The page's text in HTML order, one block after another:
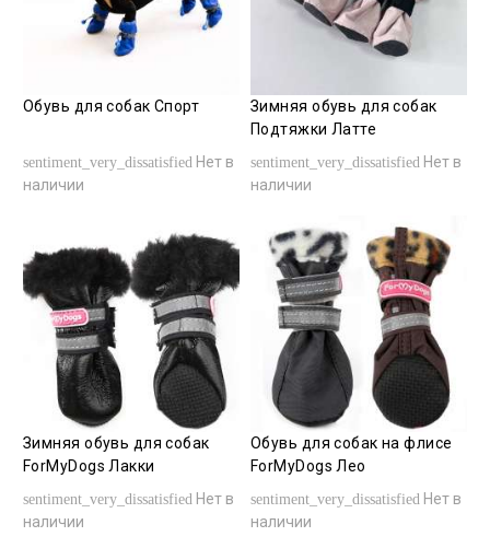
Обувь для собак Спорт
sentiment_very_dissatisfied Нет в
наличии
Зимняя обувь для собак
Подтяжки Латте
sentiment_very_dissatisfied Нет в
наличии
Зимняя обувь для собак
ForMyDogs Лакки
sentiment_very_dissatisfied Нет в
наличии
Обувь для собак на флисе
ForMyDogs Лео
sentiment_very_dissatisfied Нет в
наличии